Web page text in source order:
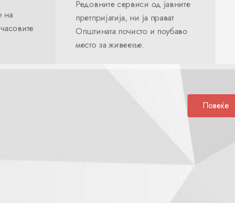
на
Редовните сервиси од јавните
претпријатија, ни ја прават
Општината почисто и поубаво
место за живеење.
Повеќе